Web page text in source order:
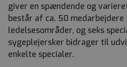
giver en spændende og
består af ca. 50
ledelsesområder, og seks
sygeplejersker bidrager til
enkelte specialer.